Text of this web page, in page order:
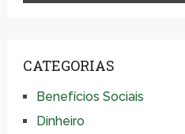
CATEGORIAS
Benefícios Sociais
Dinheiro